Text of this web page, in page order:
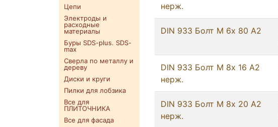
Цепи
Электроды и
расходные
материалы
Буры SDS-plus. SDS-
max
Сверла по металлу и
дереву
Диски и круги
Пилки для лобзика
Все для
ПЛИТОЧНИКА
Все для фасада
нерж.
DIN 933 Болт М 6х 80 А2
DIN 933 Болт М 8х 16 А2
нерж.
DIN 933 Болт М 8х 20 А2
нерж.